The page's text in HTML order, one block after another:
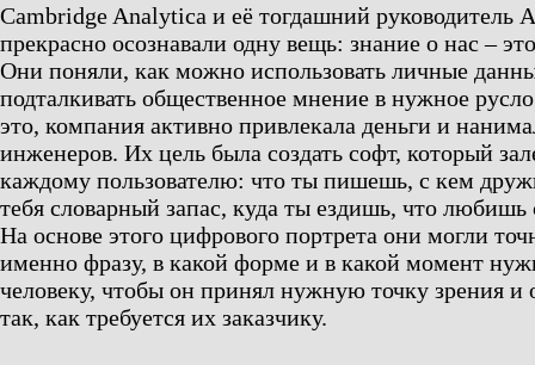
Cambridge Analytica и её тогдашний руководитель
прекрасно осознавали одну вещь: знание о нас –
Они поняли, как можно использовать личные
подталкивать общественное мнение в нужное
это, компания активно привлекала деньги и
инженеров. Их цель была создать софт, который
каждому пользователю: что ты пишешь, с кем
тебя словарный запас, куда ты ездишь, что любишь
На основе этого цифрового портрета они могли
именно фразу, в какой форме и в какой момент
человеку, чтобы он принял нужную точку зрения и
так, как требуется их заказчику.